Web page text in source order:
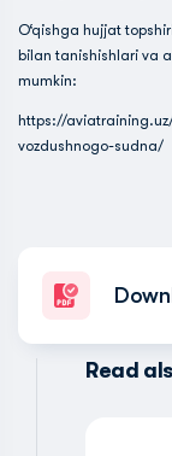
O‘qishga hujjat
bilan tanishishlari va
mumkin:
https://
vozdushnogo-sudna/
Read